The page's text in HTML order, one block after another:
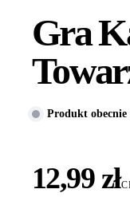
Gra
Produkt obecnie
12,99 zł